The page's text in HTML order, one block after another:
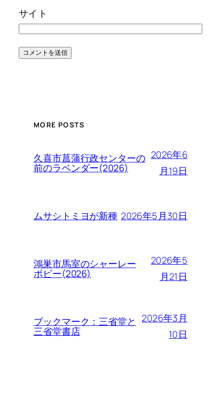
サイト
MORE POSTS
久喜市菖蒲行政センターの
前のラベンダー(2026)
2026年6
月19日
ムサシトミヨが新種 2026年5月30日
鴻巣市馬室のシャーレー
ポピー(2026)
2026年5
月21日
ブックマーク：三省堂と
三省堂書店
2026年3月
10日